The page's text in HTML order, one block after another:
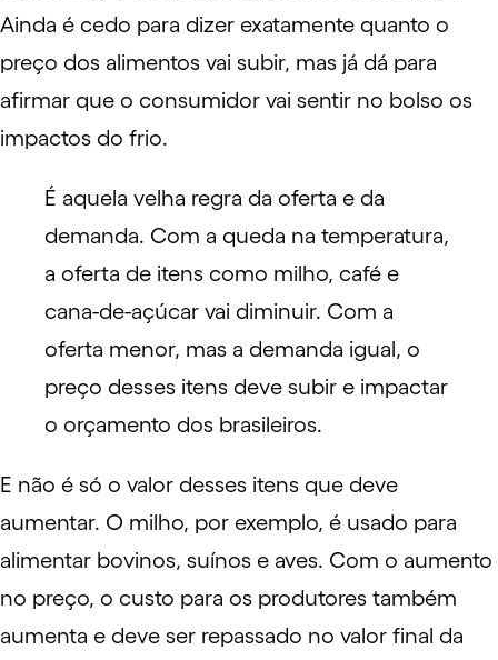
Ainda é cedo para dizer exatamente quanto o
preço dos alimentos vai subir, mas já dá para
afirmar que o consumidor vai sentir no bolso os
impactos do frio.
É aquela velha regra da oferta e da
demanda. Com a queda na temperatura,
a oferta de itens como milho, café e
cana-de-açúcar vai diminuir. Com a
oferta menor, mas a demanda igual, o
preço desses itens deve subir e impactar
o orçamento dos brasileiros.
E não é só o valor desses itens que deve
aumentar. O milho, por exemplo, é usado para
alimentar bovinos, suínos e aves. Com o aumento
no preço, o custo para os produtores também
aumenta e deve ser repassado no valor final da